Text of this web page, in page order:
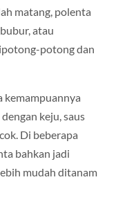
matang, polenta
atau
potong dan
kemampuannya
keju, saus
Di beberapa
bahkan jadi
mudah ditanam